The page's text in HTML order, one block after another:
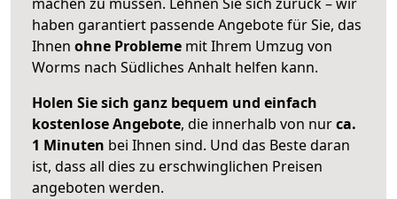
haben garantiert passende Angebote für Sie, das
Ihnen ohne Probleme mit Ihrem Umzug von
Worms nach Südliches Anhalt helfen kann.
Holen Sie sich ganz bequem und einfach
kostenlose Angebote, die innerhalb von nurca.
1 Minuten bei Ihnen sind. Und das Beste daran
ist, dass all dies zu erschwinglichen Preisen
angeboten werden.